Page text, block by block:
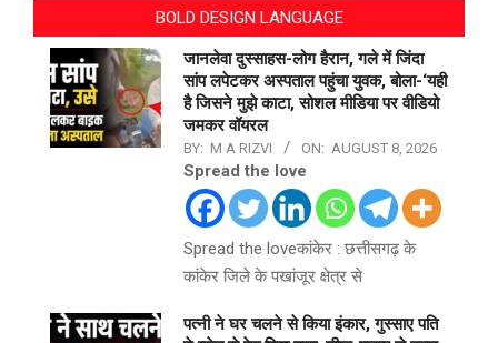
BOLD DESIGN LANGUAGE
जानलेवा दुस्साहस-लोग हैरान, गले में जिंदा
सांप लपेटकर अस्पताल पहुंचा युवक, बोला-‘यही
है जिसने मुझे काटा, सोशल मीडिया पर वीडियो
जमकर वॉयरल
BY: M A RIZVI ON: AUGUST 8, 2026
Spread the love
Spread the loveकांकेर : छत्तीसगढ़ के
कांकेर जिले के पखांजूर क्षेत्र से
पत्नी ने घर चलने से किया इंकार, गुस्साए पति